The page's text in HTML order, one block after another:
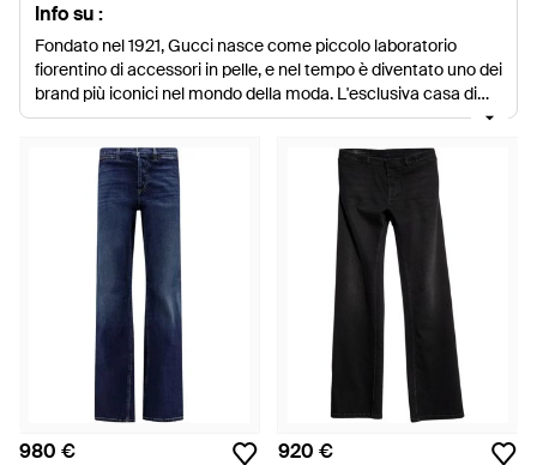
Info su :
Fondato nel 1921, Gucci nasce come piccolo laboratorio
fiorentino di accessori in pelle, e nel tempo è diventato uno dei
brand più iconici nel mondo della moda. L'esclusiva casa di
moda crea collezioni di abbigliamento uomo/donna e di
artigiana italiana, per la quale Gucci è tanto rinomato. Questo
valore viene trasmesso alla selezione di jeans del brand, che
include modelli a gamba dritta, slim e regular. Non mancano
dettagli vintage, baffature ed effetti sbiaditi.
980 € 920 €